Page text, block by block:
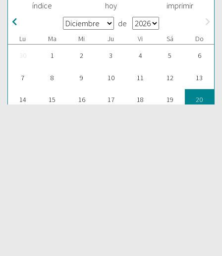
índice hoy imprimir
de
Lu Ma Mi Ju Vi Sá
Do
30
1 2 3 4 5 6
7 8 9 10 11 12 13
14 15 16 17 18 19 20